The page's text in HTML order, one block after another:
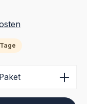
Wert ein
Paket